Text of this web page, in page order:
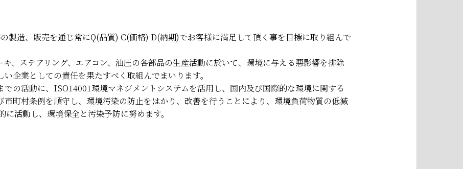
製造、販売を通じ常にQ(品質) C(価格) D(納期)でお客様に満足して頂く事を目標に取り組んで
、ステアリング、エアコン、油圧の各部品の生産活動に於いて、環境に与える悪影響を排除
企業としての責任を果たすべく取組んでまいります。
の活動に、ISO14001環境マネジメントシステムを活用し、国内及び国際的な環境に関する
町村条例を順守し、環境汚染の防止をはかり、改善を行うことにより、環境負荷物質の低減
活動し、環境保全と汚染予防に努めます。